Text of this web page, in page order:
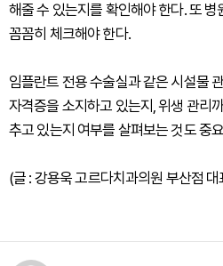
해줄 수 있는지를 확인해야 한다. 또
꼼꼼히 체크해야 한다.
임플란트 전용 수술실과 같은 시설물
자격증을 소지하고 있는지, 위생 관리
추고 있는지 여부를 살펴보는 것도 중
(글 : 강용욱 고르다치과의원 부산점